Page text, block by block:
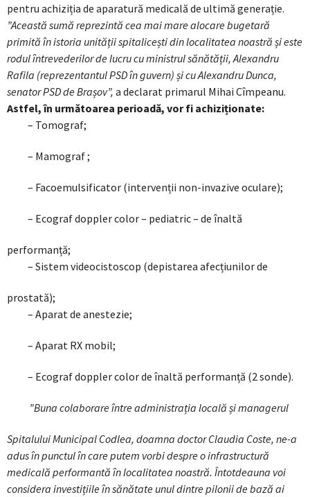
pentru achiziția de aparatură medicală de ultimă generație.
”Această sumă reprezintă cea mai mare alocare bugetară
primită în istoria unității spitalicești din localitatea noastră și este
rodul întrevederilor de lucru cu ministrul sănătății, Alexandru
Rafila (reprezentantul PSD în guvern) și cu Alexandru Dunca,
senator PSD de Brașov”, a declarat primarul Mihai Cîmpeanu.
Astfel, în următoarea perioadă, vor fi achiziționate:
– Tomograf;
– Mamograf ;
– Facoemulsificator (intervenții non-invazive oculare);
– Ecograf doppler color – pediatric – de înaltă
performanță;
– Sistem videocistoscop (depistarea afecțiunilor de
prostată);
– Aparat de anestezie;
– Aparat RX mobil;
– Ecograf doppler color de înaltă performanță (2 sonde).
”Buna colaborare între administrația locală și managerul
Spitalului Municipal Codlea, doamna doctor Claudia Coste, ne-a
adus în punctul în care putem vorbi despre o infrastructură
medicală performantă în localitatea noastră. Întotdeauna voi
considera investițiile în sănătate unul dintre pilonii de bază ai